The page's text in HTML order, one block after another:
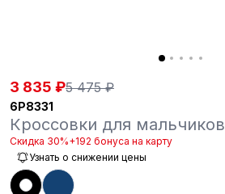
3 835 ₽5 475 ₽
6P8331
Кроссовки для мальчиков
Скидка 30%+192 бонуса на карту
Узнать о снижении цены